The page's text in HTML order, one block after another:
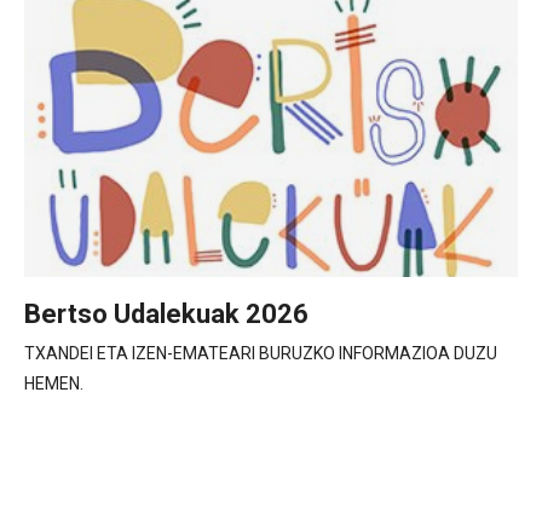
Bertso Udalekuak 2026
TXANDEI ETA IZEN-EMATEARI BURUZKO INFORMAZIOA DUZU
HEMEN.